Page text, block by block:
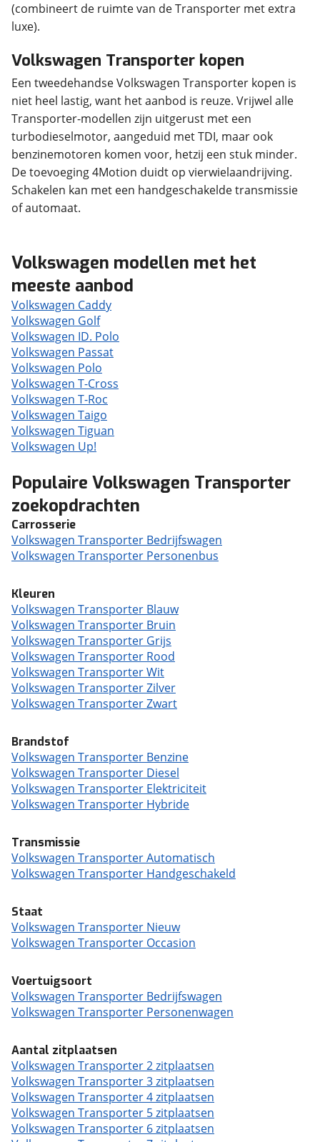
(combineert de ruimte van de Transporter met extra
luxe).
Volkswagen Transporter kopen
Een tweedehandse Volkswagen Transporter kopen is
niet heel lastig, want het aanbod is reuze. Vrijwel alle
Transporter-modellen zijn uitgerust met een
turbodieselmotor, aangeduid met TDI, maar ook
benzinemotoren komen voor, hetzij een stuk minder.
De toevoeging 4Motion duidt op vierwielaandrijving.
Schakelen kan met een handgeschakelde transmissie
of automaat.
Volkswagen modellen met het
meeste aanbod
Volkswagen Caddy
Volkswagen Golf
Volkswagen ID. Polo
Volkswagen Passat
Volkswagen Polo
Volkswagen T-Cross
Volkswagen T-Roc
Volkswagen Taigo
Volkswagen Tiguan
Volkswagen Up!
Populaire Volkswagen Transporter
zoekopdrachten
Carrosserie
Volkswagen Transporter Bedrijfswagen
Volkswagen Transporter Personenbus
Kleuren
Volkswagen Transporter Blauw
Volkswagen Transporter Bruin
Volkswagen Transporter Grijs
Volkswagen Transporter Rood
Volkswagen Transporter Wit
Volkswagen Transporter Zilver
Volkswagen Transporter Zwart
Brandstof
Volkswagen Transporter Benzine
Volkswagen Transporter Diesel
Volkswagen Transporter Elektriciteit
Volkswagen Transporter Hybride
Transmissie
Volkswagen Transporter Automatisch
Volkswagen Transporter Handgeschakeld
Staat
Volkswagen Transporter Nieuw
Volkswagen Transporter Occasion
Voertuigsoort
Volkswagen Transporter Bedrijfswagen
Volkswagen Transporter Personenwagen
Aantal zitplaatsen
Volkswagen Transporter 2 zitplaatsen
Volkswagen Transporter 3 zitplaatsen
Volkswagen Transporter 4 zitplaatsen
Volkswagen Transporter 5 zitplaatsen
Volkswagen Transporter 6 zitplaatsen